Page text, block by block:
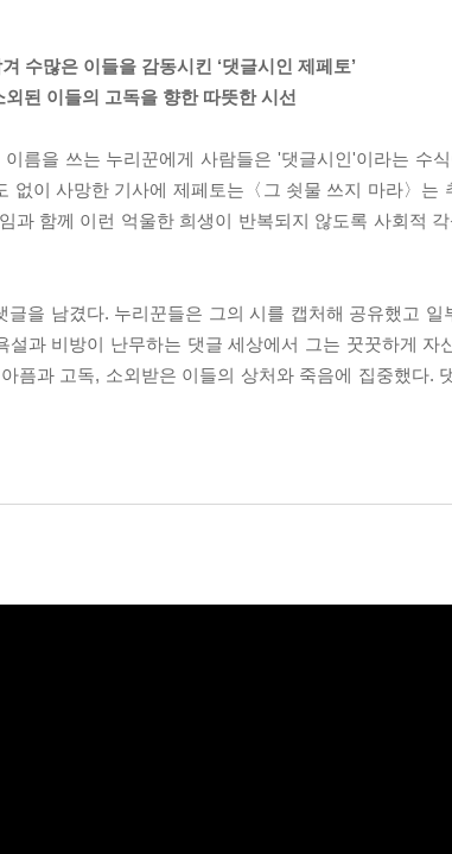
수많은 이들을 감동시킨 ‘댓글시인 제페토’
된 이들의 고독을 향한 따뜻한 시선
름을 쓰는 누리꾼에게 사람들은 '댓글시인'이라는 수
없이 사망한 기사에 제페토는〈그 쇳물 쓰지 마라〉는
과 함께 이런 억울한 희생이 반복되지 않도록 사회적
을 남겼다. 누리꾼들은 그의 시를 캡처해 공유했고
과 비방이 난무하는 댓글 세상에서 그는 꿋꿋하게 자
픔과 고독, 소외받은 이들의 상처와 죽음에 집중했다.